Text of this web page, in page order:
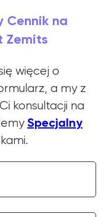
Cennik na
Zemits
więcej o
a my z
konsultacji na
Specjalny